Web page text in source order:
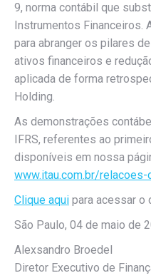
9, norma contábil que
Instrumentos Financeiros.
para abranger os pilares
ativos financeiros e
aplicada de forma
Holding.
As demonstrações
IFRS, referentes ao
disponíveis em nossa
www.itau.com.br/
Clique aqui para acessar o
São Paulo, 04 de maio de
Alexsandro Broedel
Diretor Executivo de